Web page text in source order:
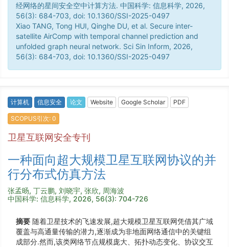
经网络的星间安全空中计算方法. 中国科学: 信息科学, 2026,
56(3): 684-703, doi: 10.1360/SSI-2025-0497
Xiao TANG, Tong HUI, Qinghe DU, et al. Secure inter-
satellite AirComp with temporal channel prediction and
unfolded graph neural network. Sci Sin Inform, 2026,
56(3): 684-703, doi: 10.1360/SSI-2025-0497
计算机 信息安全 论文 Website Google Scholar PDF
SCOPUS引次: 0
卫星互联网安全专刊
一种面向超大规模卫星互联网协议的并
行分布式仿真方法
张孟旸, 丁云鹏, 刘晓宇, 张欣, 周海波
中国科学: 信息科学, 2026, 56(3): 704-726
摘要 随着卫星技术的飞速发展,超大规模卫星互联网凭借其广域
覆盖与高通量传输的潜力,逐渐成为非地面网络通信中的关键组
成部分.然而,该类网络节点规模庞大、拓扑动态变化、协议交互